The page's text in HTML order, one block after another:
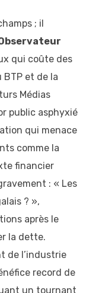
; il
qui coûte des
BTP et de la
Médias
public asphyxié
qui menace
comme la
financier
: « Les
? »,
après le
la dette.
de l’industrie
record de
un tournant